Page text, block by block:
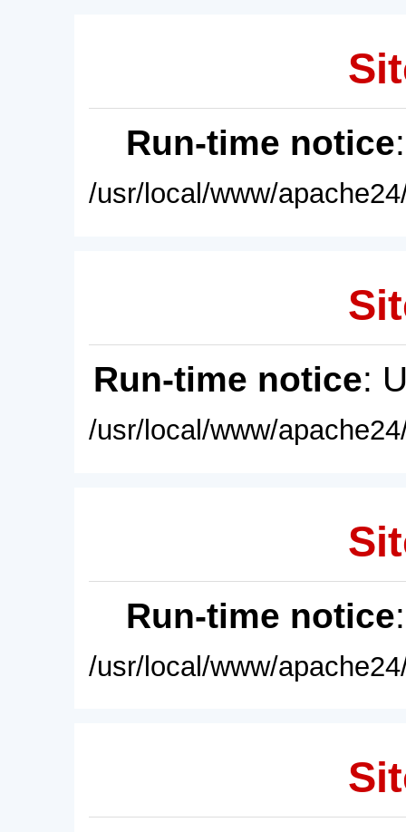
Run-time notice
/usr/local/www/
Run-time notice:
/usr/local/www/
Run-time notice
/usr/local/www/